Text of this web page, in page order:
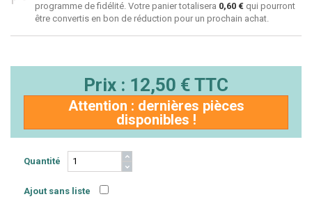
programme de fidélité. Votre panier totalisera 0,60 € qui pourront
être convertis en bon de réduction pour un prochain achat.
Prix : 12,50 € TTC
Attention : dernières pièces
disponibles !
Quantité
Ajout sans liste